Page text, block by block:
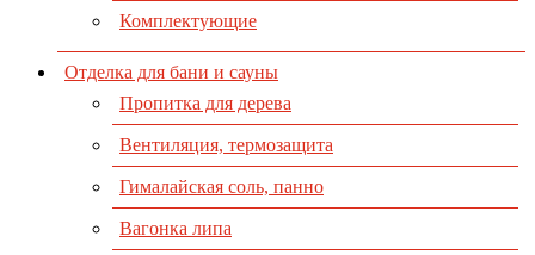
Комплектующие
Отделка для бани и сауны
Пропитка для дерева
Вентиляция, термозащита
Гималайская соль, панно
Вагонка липа